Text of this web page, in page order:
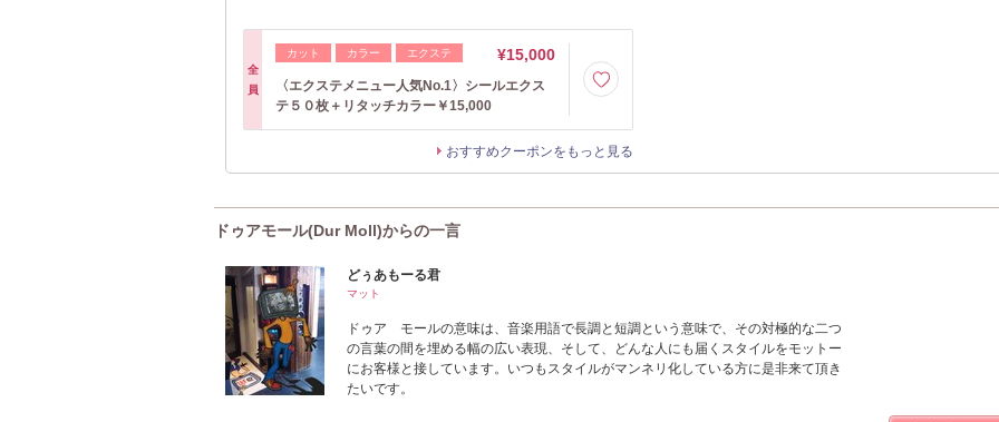
全
員
カット カラー エクステ ¥15,000
〈エクステメニュー人気No.1〉シールエクス
テ５０枚＋リタッチカラー￥15,000
おすすめクーポンをもっと見る
ドゥアモール(Dur Moll)からの一言
どぅあもーる君
マット
ドゥア モールの意味は、音楽用語で長調と短調という意味で、その対極的な二つ
の言葉の間を埋める幅の広い表現、そして、どんな人にも届くスタイルをモットー
にお客様と接しています。いつもスタイルがマンネリ化している方に是非来て頂き
たいです。